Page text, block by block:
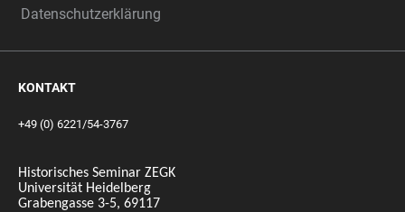
Datenschutzerklärung
KONTAKT
+49 (0) 6221/54-3767
Historisches Seminar ZEGK
Universität Heidelberg
Grabengasse 3-5, 69117